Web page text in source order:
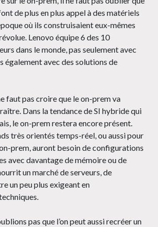
de plus en plus appel à des matériels
où ils construisaient eux-mêmes
Lenovo équipe 6 des 10
dans le monde, pas seulement avec
également avec des solutions de
faut pas croire que le on-prem va
Dans la tendance de SI hybride qui
le on-prem restera encore présent.
très orientés temps-réel, ou aussi pour
prem, auront besoin de configurations
avec davantage de mémoire ou de
un marché de serveurs, de
un peu plus exigeant en
pas que l’on peut aussi recréer un